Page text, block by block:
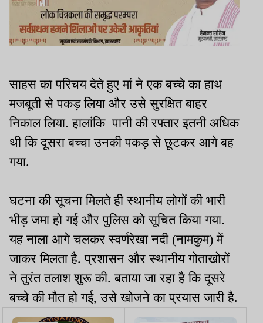
साहस का परिचय देते हुए मां ने एक बच्चे का हाथ
मजबूती से पकड़ लिया और उसे सुरक्षित बाहर
निकाल लिया. हालांकि पानी की रफ्तार इतनी अधिक
थी कि दूसरा बच्चा उनकी पकड़ से छूटकर आगे बह
गया.
घटना की सूचना मिलते ही स्थानीय लोगों की भारी
भीड़ जमा हो गई और पुलिस को सूचित किया गया.
यह नाला आगे चलकर स्वर्णरेखा नदी (नामकुम) में
जाकर मिलता है. प्रशासन और स्थानीय गोताखोरों
ने तुरंत तलाश शुरू की. बताया जा रहा है कि दूसरे
बच्चे की मौत हो गई, उसे खोजने का प्रयास जारी है.